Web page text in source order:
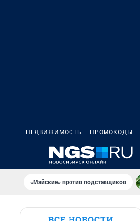
НЕДВИЖИМОСТЬ ПРОМОКОДЫ
«Майские» против подставщиков